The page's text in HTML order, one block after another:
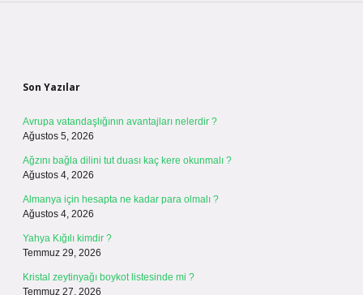
Son Yazılar
Avrupa vatandaşlığının avantajları nelerdir ?
Ağustos 5, 2026
Ağzını bağla dilini tut duası kaç kere okunmalı ?
Ağustos 4, 2026
Almanya için hesapta ne kadar para olmalı ?
Ağustos 4, 2026
Yahya Kığılı kimdir ?
Temmuz 29, 2026
Kristal zeytinyağı boykot listesinde mi ?
Temmuz 27, 2026